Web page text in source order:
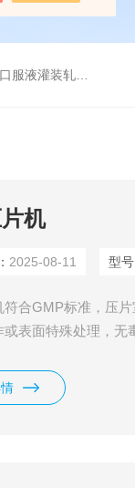
具，煎药机，封口机
机
2025-08-11 型号
符合GMP标准，压
或表面特殊处理，无
。